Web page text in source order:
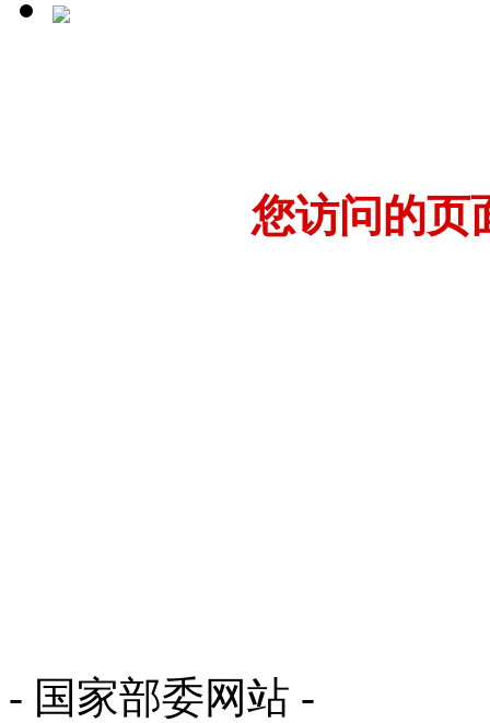
您访问的页
- 国家部委网站 -